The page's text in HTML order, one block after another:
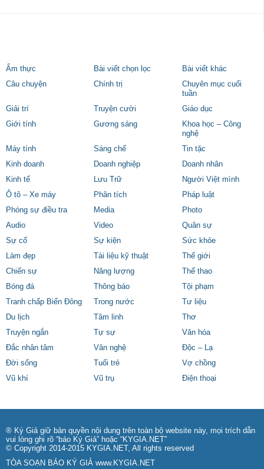
Ẩm thực Bài viết chọn lọc
Bài viết khác
Câu chuyện
Chính trị
Chuyên mục cuối
tuần
Giải trí
Truyện cười
Giáo dục
Giới tính
Gương sáng
Khoa học – Công
nghệ
Máy tính
Sáng chế
Tin tặc
Kinh doanh
Doanh nghiệp
Doanh nhân
Kinh tế
Lưu Trữ
Người Việt mình
Ô tô – Xe máy
Phân tích
Pháp luật
Phóng sự điều tra
Media
Photo
Audio
Video
Quân sự
Sự cố
Sự kiện
Sức khỏe
Làm đẹp
Tài liệu kỹ thuật
Thế giới
Chiến sự
Năng lượng
Thể thao
Bóng đá
Thông báo
Tội phạm
Tranh chấp Biển Đông
Trong nước
Tư liệu
Du lịch
Tâm linh
Thơ
Truyện ngắn
Tự sự
Văn hóa
Đắc nhân tâm
Văn nghệ
Độc – Lạ
Đời sống
Tuổi trẻ
Vợ chồng
Vũ khí
Vũ trụ Điện thoại
® Ký Giả giữ bản quyền nội dung trên toàn bộ website này, mọi trích dẫn
vui lòng ghi rõ “báo Ký Giả” hoặc “KYGIA.NET”
© Copyright 2014-2015 KYGIA.NET, All rights reserved
TÒA SOẠN BÁO KÝ GIẢ www.KYGIA.NET